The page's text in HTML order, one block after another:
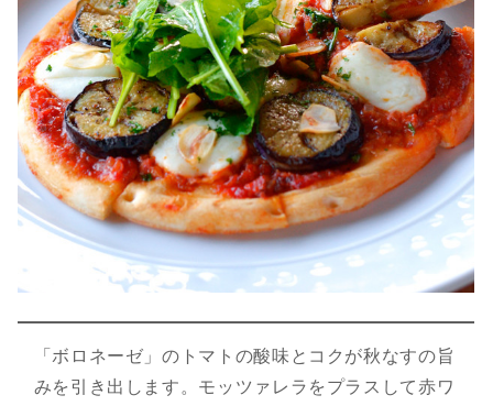
「ボロネーゼ」のトマトの酸味とコクが秋なすの旨
みを引き出します。モッツァレラをプラスして赤ワ